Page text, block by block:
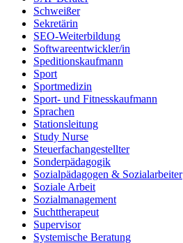
Schweißer
Sekretärin
SEO-Weiterbildung
Softwareentwickler/in
Speditionskaufmann
Sport
Sportmedizin
Sport- und Fitnesskaufmann
Sprachen
Stationsleitung
Study Nurse
Steuerfachangestellter
Sonderpädagogik
Sozialpädagogen & Sozialarbeiter
Soziale Arbeit
Sozialmanagement
Suchttherapeut
Supervisor
Systemische Beratung